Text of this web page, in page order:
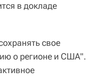
в докладе
свое
о регионе и США".